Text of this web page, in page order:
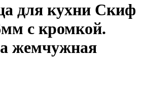
для кухни Скиф
с кромкой.
жемчужная